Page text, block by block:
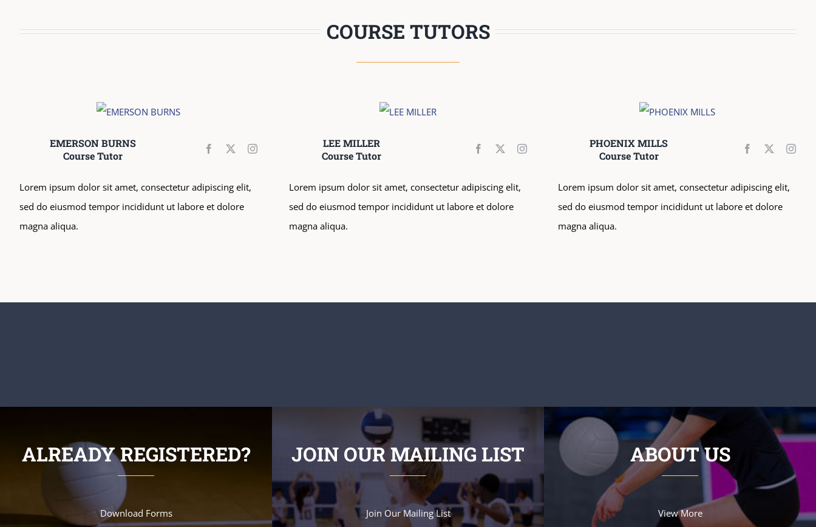
COURSE TUTORS
EMERSON BURNS
Course Tutor
Lorem ipsum dolor sit amet, consectetur adipiscing elit,
sed do eiusmod tempor incididunt ut labore et dolore
magna aliqua.
LEE MILLER
Course Tutor
Lorem ipsum dolor sit amet, consectetur adipiscing elit,
sed do eiusmod tempor incididunt ut labore et dolore
magna aliqua.
PHOENIX MILLS
Course Tutor
Lorem ipsum dolor sit amet, consectetur adipiscing elit,
sed do eiusmod tempor incididunt ut labore et dolore
magna aliqua.
ALREADY REGISTERED?
Download Forms
JOIN OUR MAILING LIST
Join Our Mailing List
ABOUT US
View More